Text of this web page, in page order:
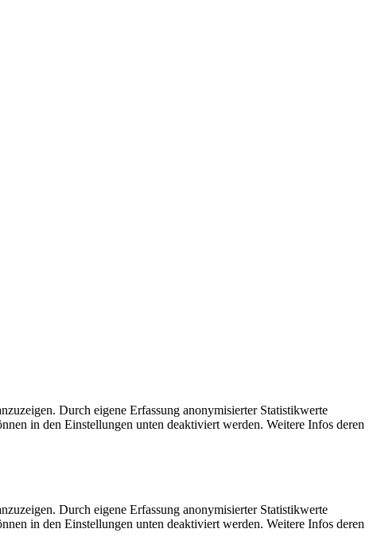
Durch eigene Erfassung anonymisierter Statistikwerte
in den Einstellungen unten deaktiviert werden. Weitere Infos deren
Durch eigene Erfassung anonymisierter Statistikwerte
in den Einstellungen unten deaktiviert werden. Weitere Infos deren